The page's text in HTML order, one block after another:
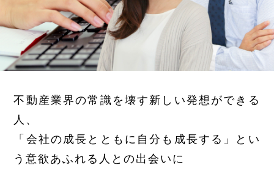
不動産業界の常識を壊す新しい発想ができる
人、
「会社の成長とともに自分も成長する」とい
う意欲あふれる人との出会いに